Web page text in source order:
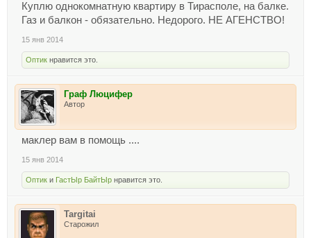
Куплю однокомнатную квартиру в Тирасполе, на балке.
Газ и балкон - обязательно. Недорого. НЕ АГЕНСТВО!
15 янв 2014
Оптик нравится это.
Граф Люцифер
Автор
маклер вам в помощь ....
15 янв 2014
Оптик и ГастЫр БайтЫр нравится это.
Targitai
Старожил